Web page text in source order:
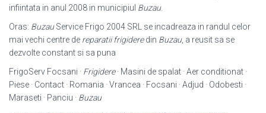
infiintata in anul 2008 in municipiul Buzau.
Oras: BuzauService Frigo 2004 SRL se incadreaza in randul celor
mai vechi centre de reparatii frigideredin Buzau, a reusit sa se
dezvolte constant si sa puna
FrigoServ Focsani · Frigidere· Masini de spalat · Aer conditionat ·
Piese · Contact · Romania · Vrancea · Focsani · Adjud · Odobesti ·
Maraseti · Panciu · Buzau